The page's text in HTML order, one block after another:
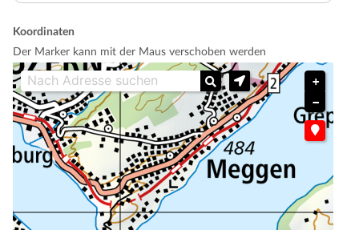
Koordinaten
Der Marker kann mit der Maus verschoben werden
+
−